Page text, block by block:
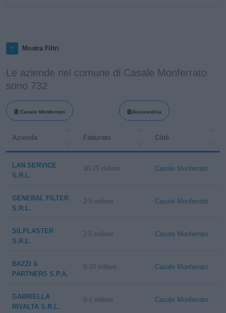
Mostra Filtri
Le aziende nel comune di Casale Monferrato
sono 732
Casale Monferrato Alessandria
Azienda Fatturato Città
LAN SERVICE
S.R.L.
10-25 milioni Casale Monferrato
GENERAL FILTER
S.R.L.
2-5 milioni Casale Monferrato
SILPLASTER
S.R.L.
2-5 milioni Casale Monferrato
BAZZI &
PARTNERS S.P.A.
5-10 milioni Casale Monferrato
GABRIELLA
RIVALTA S.R.L.
0-1 milioni Casale Monferrato